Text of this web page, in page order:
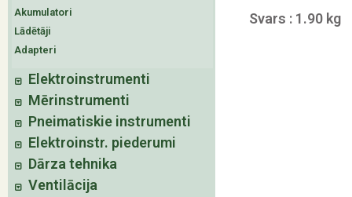
Akumulatori
Lādētāji
Adapteri
Elektroinstrumenti
Mērinstrumenti
Pneimatiskie instrumenti
Elektroinstr. piederumi
Dārza tehnika
Ventilācija
Svars : 1.90 kg